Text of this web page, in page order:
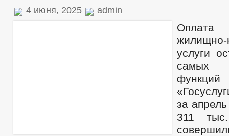
4 июня, 2025 admin
жилищно-
услуги
самых
за
311 тыс.